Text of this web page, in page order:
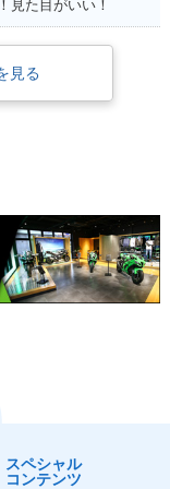
見た目がいい！
見る
スペシャル
コンテンツ